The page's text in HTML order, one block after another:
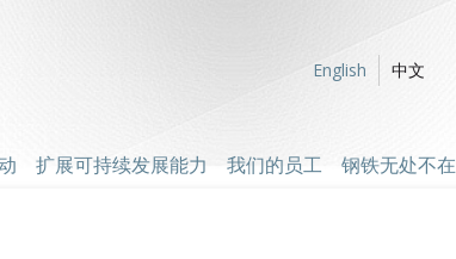
English 中文
扩展可持续发展能力 我们的员工 钢铁无处不在